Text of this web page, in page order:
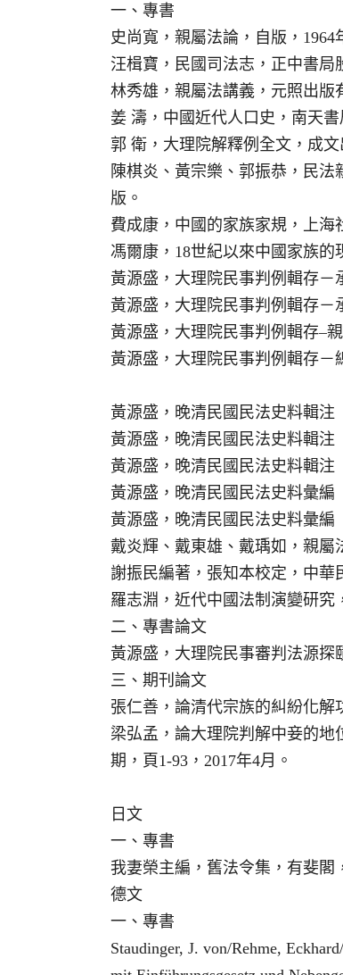
一、專書
史尚寬，親屬法論，自版，1964
汪楫寶，民國司法志，正中書局
林秀雄，親屬法講義，元照出版
姜 濤，中國近代人口史，南天書
郭 衛，大理院解釋例全文，成文
陳棋炎、黃宗樂、郭振恭，民法
版。
費成康，中國的家族家規，上海
馮爾康，18世紀以來中國家族的
黃源盛，大理院民事判例輯存－
黃源盛，大理院民事判例輯存－
黃源盛，大理院民事判例輯存–
黃源盛，大理院民事判例輯存－
黃源盛，晚清民國民法史料輯注
黃源盛，晚清民國民法史料輯注
黃源盛，晚清民國民法史料輯注
黃源盛，晚清民國民法史料彙編
黃源盛，晚清民國民法史料彙編
戴炎輝、戴東雄、戴瑀如，親屬
謝振民編著，張知本校定，中華
羅志淵，近代中國法制演變研究
二、專書論文
黃源盛，大理院民事審判法源探
三、期刊論文
張仁善，論清代宗族的糾紛化解
梁弘孟，論大理院判解中妾的
期，頁1-93，2017年4月。
日文
一、專書
我妻榮主編，舊法令集，有斐閣
德文
一、專書
Staudinger, J. von/Rehme,